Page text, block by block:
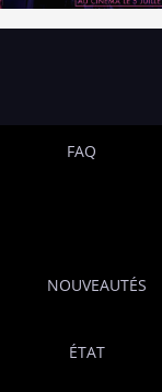
FAQ
NOUVEAUTÉS
ÉTAT